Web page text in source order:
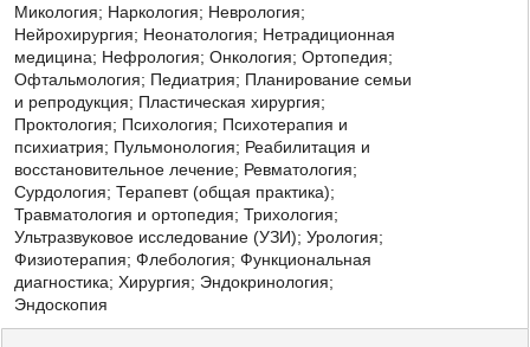
Микология; Наркология; Неврология;
Нейрохирургия; Неонатология; Нетрадиционная
медицина; Нефрология; Онкология; Ортопедия;
Офтальмология; Педиатрия; Планирование семьи
и репродукция; Пластическая хирургия;
Проктология; Психология; Психотерапия и
психиатрия; Пульмонология; Реабилитация и
восстановительное лечение; Ревматология;
Сурдология; Терапевт (общая практика);
Травматология и ортопедия; Трихология;
Ультразвуковое исследование (УЗИ); Урология;
Физиотерапия; Флебология; Функциональная
диагностика; Хирургия; Эндокринология;
Эндоскопия